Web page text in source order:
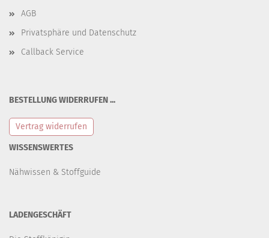
AGB
Privatsphäre und Datenschutz
Callback Service
BESTELLUNG WIDERRUFEN ...
Vertrag widerrufen
WISSENSWERTES
Nähwissen & Stoffguide
LADENGESCHÄFT